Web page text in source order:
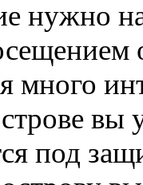
нужно
много
вы
под